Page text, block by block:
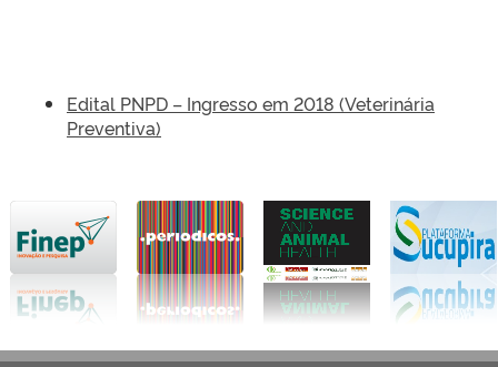
Edital PNPD – Ingresso em 2018 (Veterinária
Preventiva)